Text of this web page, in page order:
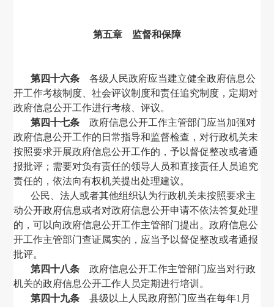
第五章 监督和保障
第四十六条 各级人民政府应当建立健全政府信息公
开工作考核制度、社会评议制度和责任追究制度，定期对
政府信息公开工作进行考核、评议。
第四十七条 政府信息公开工作主管部门应当加强对
政府信息公开工作的日常指导和监督检查，对行政机关未
按照要求开展政府信息公开工作的，予以督促整改或者通
报批评；需要对负有责任的领导人员和直接责任人员追究
责任的，依法向有权机关提出处理建议。
公民、法人或者其他组织认为行政机关未按照要求主
动公开政府信息或者对政府信息公开申请不依法答复处理
的，可以向政府信息公开工作主管部门提出。政府信息公
开工作主管部门查证属实的，应当予以督促整改或者通报
批评。
第四十八条 政府信息公开工作主管部门应当对行政
机关的政府信息公开工作人员定期进行培训。
第四十九条 县级以上人民政府部门应当在每年1 月